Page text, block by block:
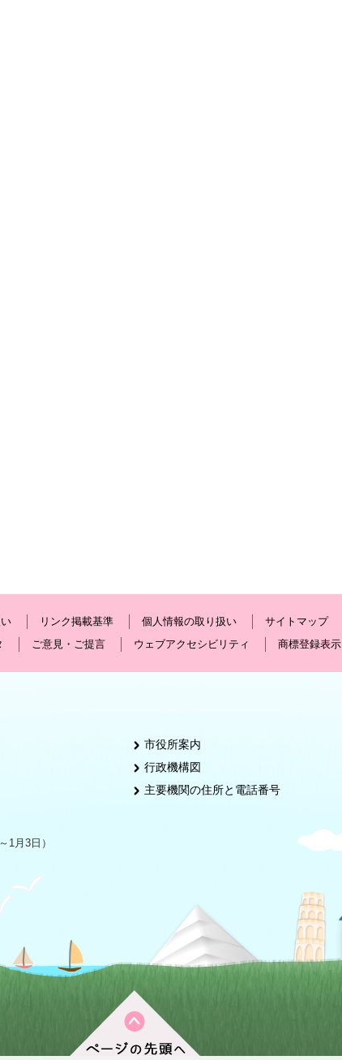
リンク掲載基準 個人情報の取り扱い サイトマップ
ご意見・ご提言 ウェブアクセシビリティ 商標登録表示
1月3日）
市役所案内
行政機構図
主要機関の住所と電話番号